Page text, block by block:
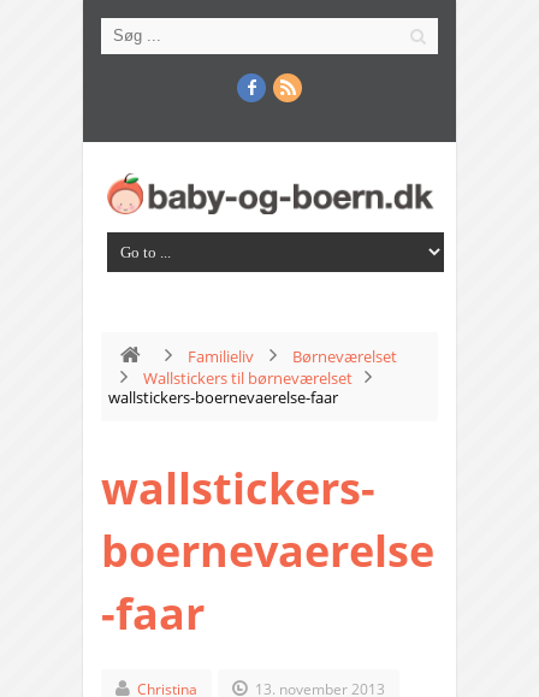
Familieliv
Børneværelset
Wallstickers til børneværelset
wallstickers-boernevaerelse-faar
wallstickers-
boernevaerelse
-faar
Christina 13. november 2013